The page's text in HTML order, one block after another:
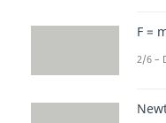
F =
2/6 –